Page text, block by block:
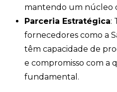
mantendo um núcleo
Parceria Estratégica:
fornecedores como a
têm capacidade de
e compromisso com a
fundamental.